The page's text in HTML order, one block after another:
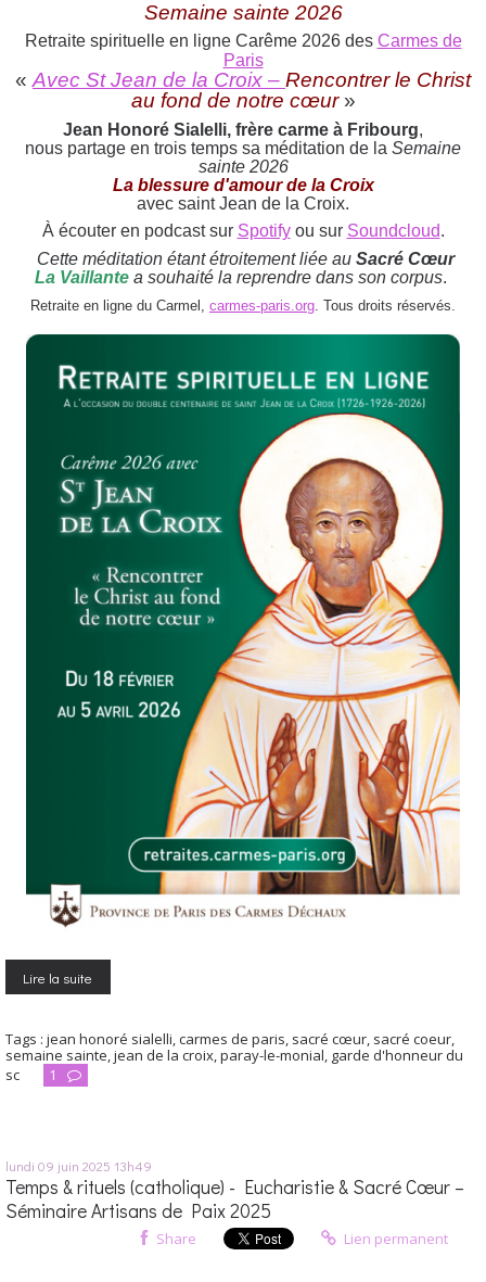
Semaine sainte 2026
Retraite spirituelle en ligne Carême 2026 des Carmes de
Paris
« Avec St Jean de la Croix – Rencontrer le Christ
au fond de notre cœur»
Jean Honoré Sialelli, frère carme à Fribourg,
nous partage en trois temps sa méditation de la Semaine
sainte 2026
La blessure d'amour de la Croix
avec saint Jean de la Croix.
À écouter en podcast sur Spotifyou sur Soundcloud.
Cette méditation étant étroitement liée au Sacré Cœur
La Vaillante a souhaité la reprendre dans son corpus.
Retraite en ligne du Carmel, carmes-paris.org . Tous droits réservés.
Lire la suite
Tags : jean honoré sialelli,carmes de paris, sacré cœur, sacré coeur,
semaine sainte,jean de la croix,paray-le-monial, garde d'honneur du
sc
1
lundi 09 juin 2025 13h49
Temps & rituels (catholique) - Eucharistie & Sacré Cœur –
Séminaire Artisans de Paix 2025
Share Lien permanent